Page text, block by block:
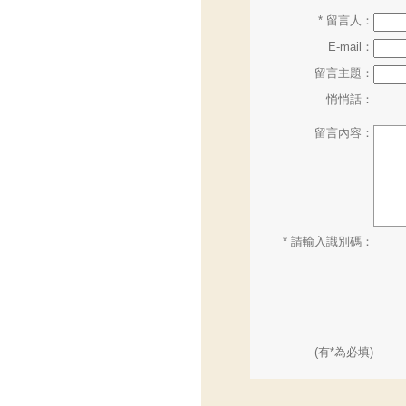
* 留言人：
E-mail：
留言主題：
悄悄話：
留言內容：
* 請輸入識別碼：
(有*為必填)